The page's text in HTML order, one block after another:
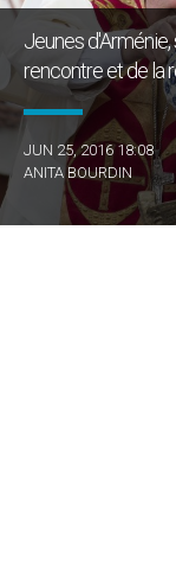
Jeunes
rencontre et de la
JUN 25, 2016 18:08
ANITA BOURDIN